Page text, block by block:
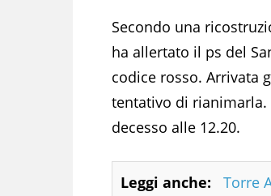
Secondo una
ha allertato il ps del
codice rosso. Arrivata
tentativo di
decesso alle 12.20.
Leggi anche:
Torre